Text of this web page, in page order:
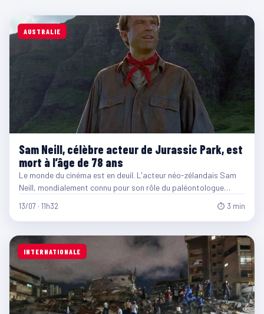
AUSTRALIE
Sam Neill, célèbre acteur de Jurassic Park, est
mort à l’âge de 78 ans
Le monde du cinéma est en deuil. L'acteur néo-zélandais Sam
Neill, mondialement connu pour son rôle du paléontologue…
13/07 · 11h32 ⏱ 3 min
INTERNATIONALE